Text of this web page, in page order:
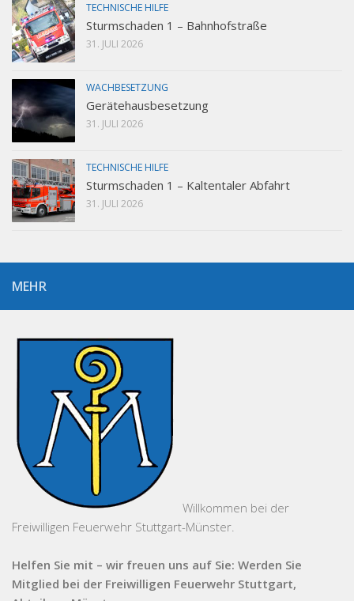
TECHNISCHE HILFE
Sturmschaden 1 – Bahnhofstraße
31. JULI 2026
WACHBESETZUNG
Gerätehausbesetzung
31. JULI 2026
TECHNISCHE HILFE
Sturmschaden 1 – Kaltentaler Abfahrt
31. JULI 2026
MEHR
Willkommen bei der
Freiwilligen Feuerwehr Stuttgart-Münster.
Helfen Sie mit – wir freuen uns auf Sie: Werden Sie
Mitglied bei der Freiwilligen Feuerwehr Stuttgart,